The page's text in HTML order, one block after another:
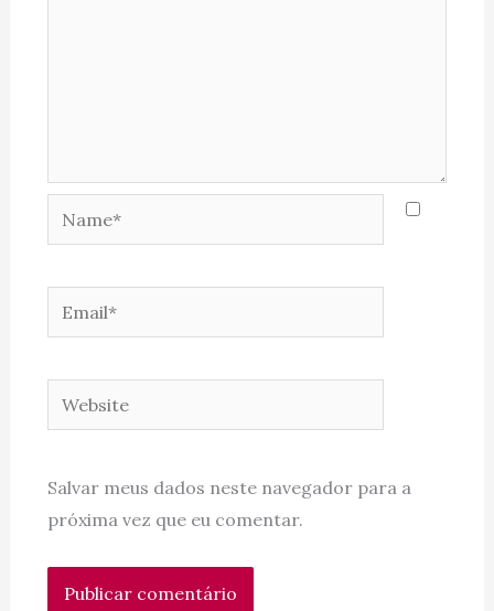
Name*
Email*
Website
Salvar meus dados neste navegador para a
próxima vez que eu comentar.